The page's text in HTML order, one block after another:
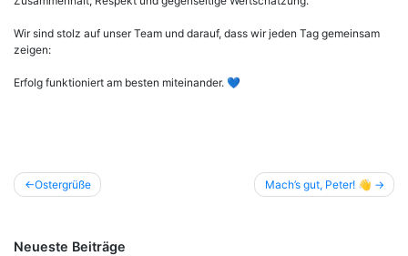
Wir sind stolz auf unser Team und darauf, dass wir jeden Tag gemeinsam
zeigen:
Erfolg funktioniert am besten miteinander. 💙
Beitragsnavigation
Ostergrüße Mach’s gut, Peter! 👋
Neueste Beiträge